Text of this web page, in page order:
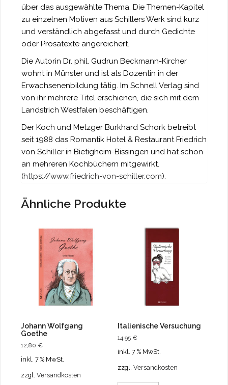
über das ausgewählte Thema. Die Themen-Kapitel
zu einzelnen Motiven aus Schillers Werk sind kurz
und verständlich abgefasst und durch Gedichte
oder Prosatexte angereichert.
Die Autorin Dr. phil. Gudrun Beckmann-Kircher
wohnt in Münster und ist als Dozentin in der
Erwachsenenbildung tätig. Im Schnell Verlag sind
von ihr mehrere Titel erschienen, die sich mit dem
Landstrich Westfalen beschäftigen.
Der Koch und Metzger Burkhard Schork betreibt
seit 1988 das Romantik Hotel & Restaurant Friedrich
von Schiller in Bietigheim-Bissingen und hat schon
an mehreren Kochbüchern mitgewirkt.
(https://www.friedrich-von-schiller.com).
Ähnliche Produkte
Johann Wolfgang
Goethe
12,80 €
inkl. 7 % MwSt.
zzgl. Versandkosten
Italienische Versuchung
14,95 €
inkl. 7 % MwSt.
zzgl.Versandkosten